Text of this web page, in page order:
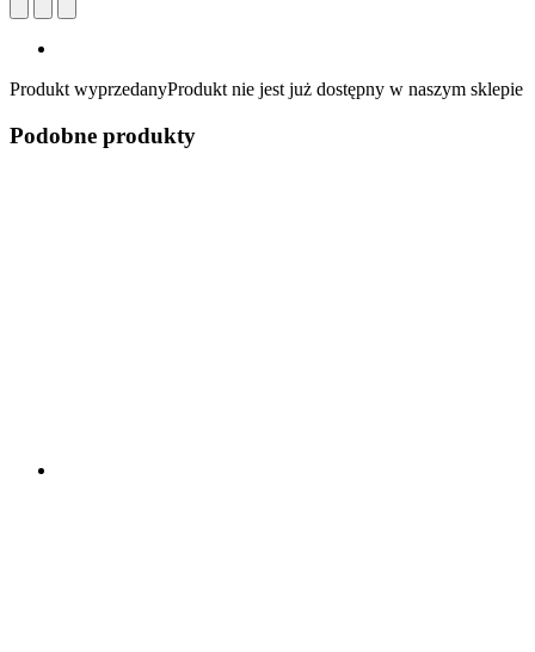
Produkt wyprzedanyProdukt nie jest już dostępny w naszym sklepie
Podobne produkty